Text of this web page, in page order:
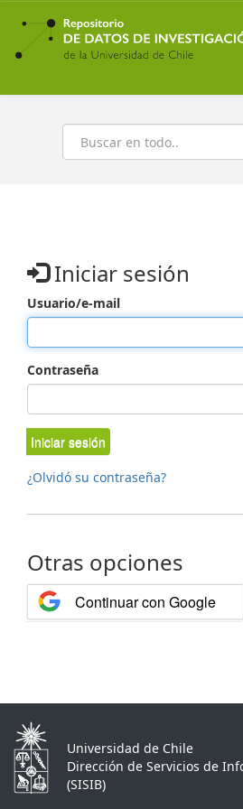
Ir
contenido
principal
Buscar
Iniciar sesión
Usuario/e-mail
Contraseña
Iniciar sesión
¿Olvidó su contraseña?
Otras opciones
Continuar con Google
Universidad de Chile
Dirección de Servicios de
(SISIB)